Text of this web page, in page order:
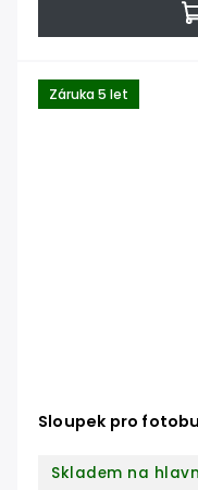
Záruka 5 let
Sloupek pro
Skladem na